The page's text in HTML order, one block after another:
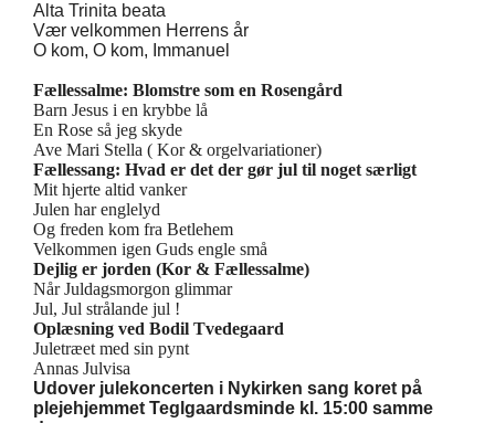
Alta Trinita beata
Vær velkommen Herrens år
O kom, O kom, Immanuel
Fællessalme: Blomstre som en Rosengård
Barn Jesus i en krybbe lå
En Rose så jeg skyde
Ave Mari Stella ( Kor & orgelvariationer)
Fællessang: Hvad er det der gør jul til noget særligt
Mit hjerte altid vanker
Julen har englelyd
Og freden kom fra Betlehem
Velkommen igen Guds engle små
Dejlig er jorden (Kor & Fællessalme)
Når Juldagsmorgon glimmar
Jul, Jul strålande jul !
Oplæsning ved Bodil Tvedegaard
Juletræet med sin pynt
Annas Julvisa
Udover julekoncerten i Nykirken sang koret på
plejehjemmet Teglgaardsminde kl. 15:00 samme